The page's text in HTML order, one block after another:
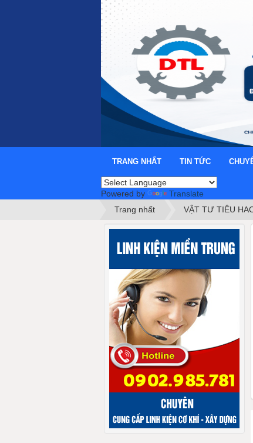
TRANG NHẤT TIN TỨC
Powered by
Translate
Trang nhất
VẬT TƯ TIÊU